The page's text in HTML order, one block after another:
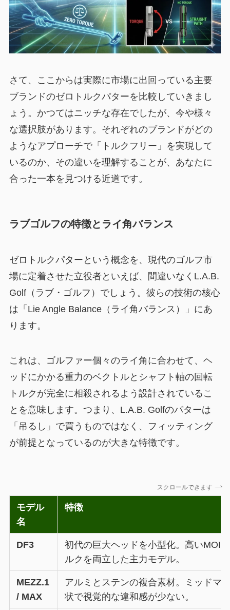
さて、ここからは実際に市場に出回っている主要
ブランドのゼロトルクパターを比較していきまし
ょう。かつてはニッチな存在でしたが、今や様々
な選択肢があります。それぞれのブランドがどの
ようなアプローチで「トルクフリー」を実現して
いるのか、その違いを理解することが、あなたに
合った一本を見つける近道です。
ラブゴルフの特徴とライ角バランス
ゼロトルクパターという概念を、現代のゴルフ市
場に定着させた立役者といえば、間違いなくL.A.B.
Golf（ラブ・ゴルフ）でしょう。彼らの技術の核心
は「Lie Angle Balance（ライ角バランス）」にあ
ります。
これは、ゴルファー個々のライ角に合わせて、ヘ
ッドにかかる重力のベクトルとシャフト軸の回転
トルクが完全に相殺されるよう設計されているこ
とを意味します。つまり、L.A.B. Golfのパターは
「吊るし」で買うものではなく、フィッティング
が前提となっているのが大きな特徴です。
スクロールできます
モデル
名
特徴
DF3
初代の巨大ヘッドを小型化。高いMOI
ルクを両立した主力モデル。
MEZZ.1
/ MAX
アルミとステンの複合素材。ミッドマ
状で視覚的な違和感が少ない。